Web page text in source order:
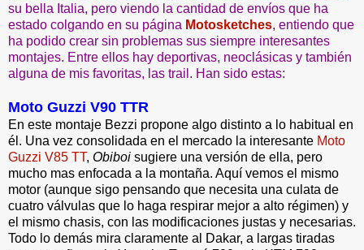
su bella Italia, pero viendo la cantidad de envíos que ha
estado colgando en su página Motosketches, entiendo que
ha podido crear sin problemas sus siempre interesantes
montajes. Entre ellos hay deportivas, neoclásicas y también
alguna de mis favoritas, las trail. Han sido estas:
Moto Guzzi V90 TTR
En este montaje Bezzi propone algo distinto a lo habitual en
él. Una vez consolidada en el mercado la interesante Moto
Guzzi V85 TT, Obiboi sugiere una versión de ella, pero
mucho mas enfocada a la montaña. Aquí vemos el mismo
motor (aunque sigo pensando que necesita una culata de
cuatro válvulas que lo haga respirar mejor a alto régimen) y
el mismo chasis, con las modificaciones justas y necesarias.
Todo lo demás mira claramente al Dakar, a largas tiradas